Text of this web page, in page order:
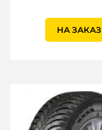
НА ЗАКАЗ